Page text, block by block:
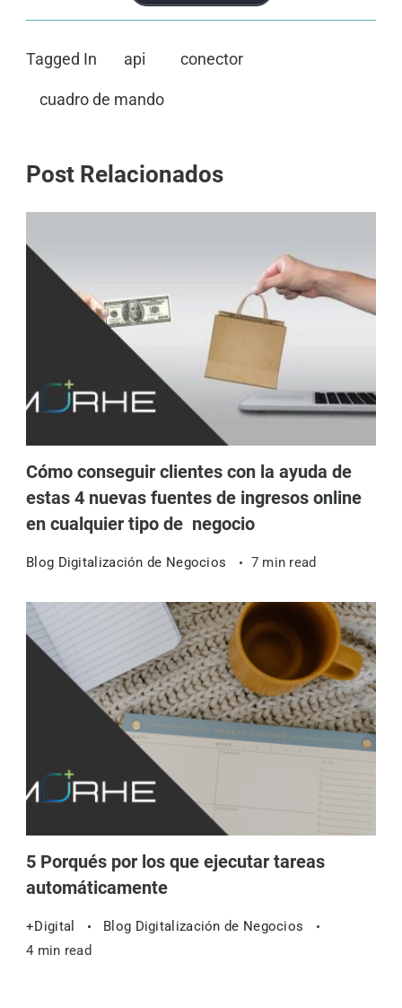
Tagged In api conector
cuadro de mando
Post Relacionados
Cómo conseguir clientes con la ayuda de
estas 4 nuevas fuentes de ingresos online
en cualquier tipo de negocio
Blog Digitalización de Negocios 7 min read
5 Porqués por los que ejecutar tareas
automáticamente
+Digital
Blog Digitalización de Negocios
4 min read